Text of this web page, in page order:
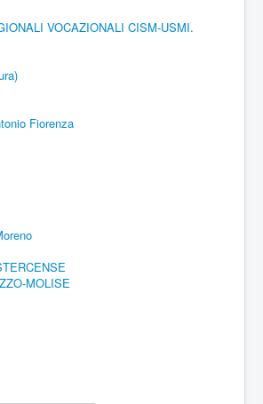
VOCAZIONALI CISM-USMI.
Fiorenza
MOLISE